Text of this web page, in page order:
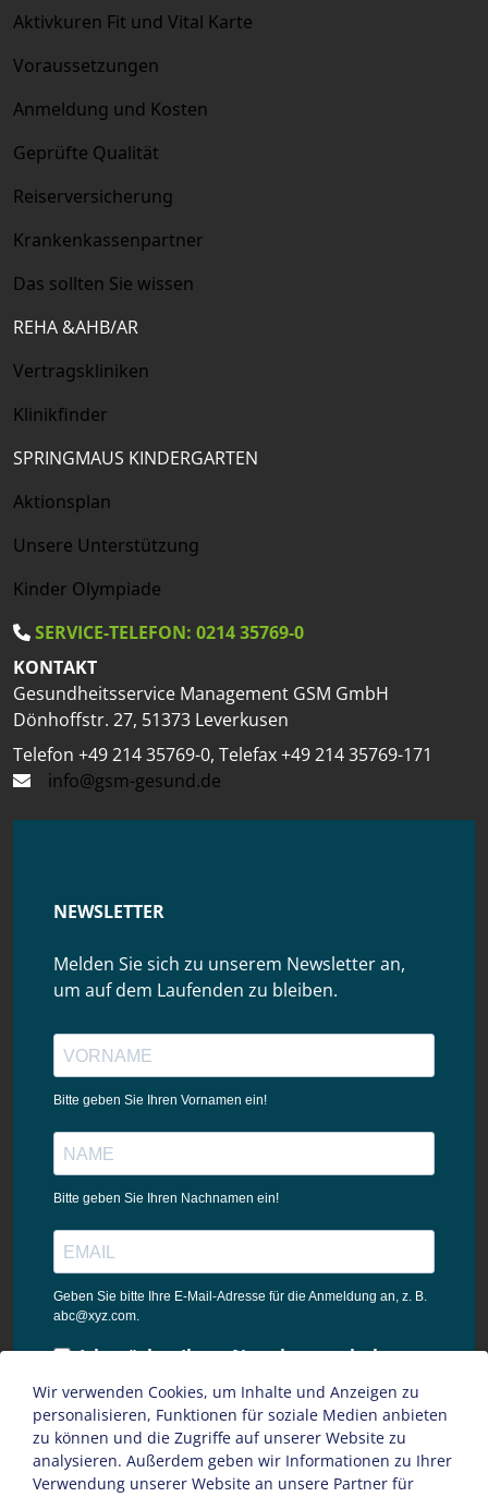
Aktivkuren Fit und Vital Karte
Voraussetzungen
Anmeldung und Kosten
Geprüfte Qualität
Reiserversicherung
Krankenkassenpartner
Das sollten Sie wissen
REHA &AHB/AR
Vertragskliniken
Klinikfinder
SPRINGMAUS KINDERGARTEN
Aktionsplan
Unsere Unterstützung
Kinder Olympiade
SERVICE-TELEFON: 0214 35769-0
KONTAKT
Gesundheitsservice Management GSM GmbH
Dönhoffstr. 27, 51373 Leverkusen
Telefon +49 214 35769-0, Telefax +49 214 35769-171
info@gsm-gesund.de
NEWSLETTER
Melden Sie sich zu unserem Newsletter an,
um auf dem Laufenden zu bleiben.
Bitte geben Sie Ihren Vornamen ein!
Bitte geben Sie Ihren Nachnamen ein!
Geben Sie bitte Ihre E-Mail-Adresse für die Anmeldung an, z. B.
abc@xyz.com.
Ich möchte Ihren Newsletter erhalten
und akzeptiere die
Datenschutzbestimmungen dieser
Webseite.
Sie können den Newsletter jederzeit über den Link in unserem
Wir verwenden Cookies, um Inhalte und Anzeigen zu
personalisieren, Funktionen für soziale Medien anbieten
zu können und die Zugriffe auf unserer Website zu
analysieren. Außerdem geben wir Informationen zu Ihrer
Verwendung unserer Website an unsere Partner für